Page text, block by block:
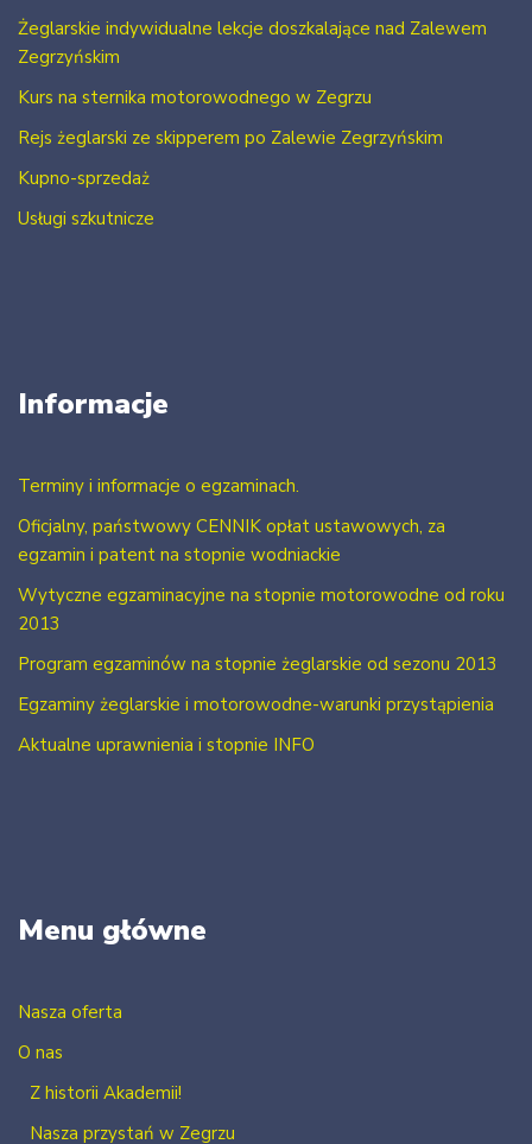
Żeglarskie indywidualne lekcje doszkalające nad Zalewem
Zegrzyńskim
Kurs na sternika motorowodnego w Zegrzu
Rejs żeglarski ze skipperem po Zalewie Zegrzyńskim
Kupno-sprzedaż
Usługi szkutnicze
Informacje
Terminy i informacje o egzaminach.
Oficjalny, państwowy CENNIK opłat ustawowych, za
egzamin i patent na stopnie wodniackie
Wytyczne egzaminacyjne na stopnie motorowodne od roku
2013
Program egzaminów na stopnie żeglarskie od sezonu 2013
Egzaminy żeglarskie i motorowodne-warunki przystąpienia
Aktualne uprawnienia i stopnie INFO
Menu główne
Nasza oferta
O nas
Z historii Akademii!
Nasza przystań w Zegrzu